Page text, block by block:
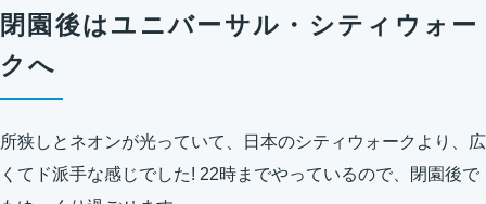
閉園後はユニバーサル・シティウォー
クへ
所狭しとネオンが光っていて、日本のシティウォークより、広
くてド派手な感じでした! 22時までやっているので、閉園後で